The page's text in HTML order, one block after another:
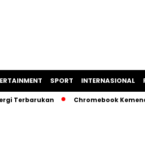
SPORT INTERNASIONAL
Terbarukan Chromebook